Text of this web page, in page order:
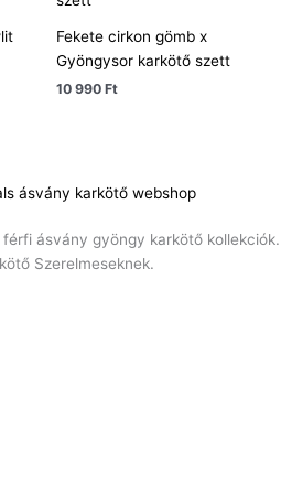
Fekete cirkon gömb x
Gyöngysor karkötő szett
10 990 Ft
ásvány gyöngy karkötő kollekciók.
Szerelmeseknek.